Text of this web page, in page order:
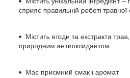
сприяє правильній роботі травної
Містить ягоди та екстракти
природним антиоксидантом
Має приємний смак і аромат